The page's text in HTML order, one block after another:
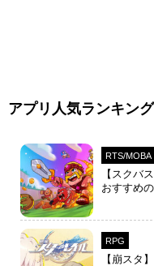
アプリ人気ランキング
RTS/MOBA
【スクバ
おすすめ
RPG
【崩スタ